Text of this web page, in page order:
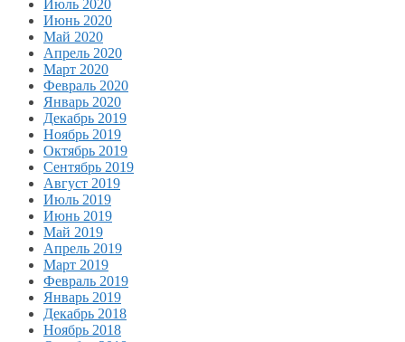
Июль 2020
Июнь 2020
Май 2020
Апрель 2020
Март 2020
Февраль 2020
Январь 2020
Декабрь 2019
Ноябрь 2019
Октябрь 2019
Сентябрь 2019
Август 2019
Июль 2019
Июнь 2019
Май 2019
Апрель 2019
Март 2019
Февраль 2019
Январь 2019
Декабрь 2018
Ноябрь 2018